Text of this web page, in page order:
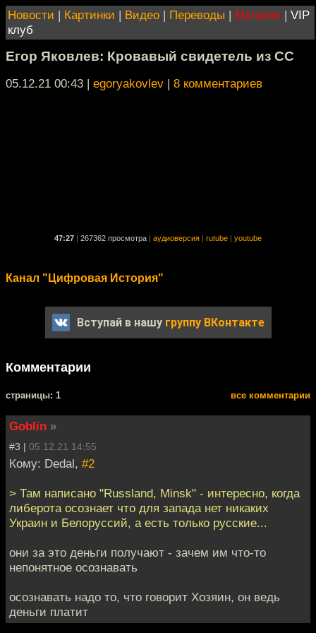
Новости | Картинки | Видео | Переводы | Магазин | VIP
клуб
Егор Яковлев: Кровавый свидетель из СС
05.12.21 00:43 | egoryakovlev | 8 комментариев
47:27 267362 просмотра аудиоверсия rutube youtube
Канал "Цифровая История"
Вступай в нашу группу ВКонтакте
Комментарии
cтраницы: 1 все комментарии
Goblin »
#3 | 05.12.21 14:55
Кому: Dedal, #2
> Там написано "Russland, Minsk" - интересно, когда
либерота осознает что для запада нет никаких
Украин и Белоруссий, а есть только русские...
они за это деньги получают - зачем им что-то
непонятное осознавать
осознавать надо то, что говорит Хозяин, он ведь
деньги платит